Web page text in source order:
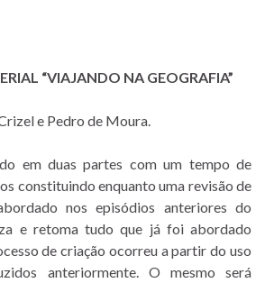
“VIAJANDO NA GEOGRAFIA”
e Pedro de Moura.
em duas partes com um tempo de
constituindo enquanto uma revisão de
nos episódios anteriores do
e retoma tudo que já foi abordado
de criação ocorreu a partir do uso
anteriormente. O mesmo será